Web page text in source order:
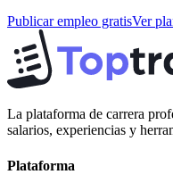
Publicar empleo gratisVer
La plataforma de carrera
salarios, experiencias y
Plataforma